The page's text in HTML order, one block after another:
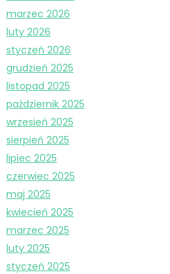
marzec 2026
luty 2026
styczeń 2026
grudzień 2025
listopad 2025
październik 2025
wrzesień 2025
sierpień 2025
lipiec 2025
czerwiec 2025
maj 2025
kwiecień 2025
marzec 2025
luty 2025
styczeń 2025